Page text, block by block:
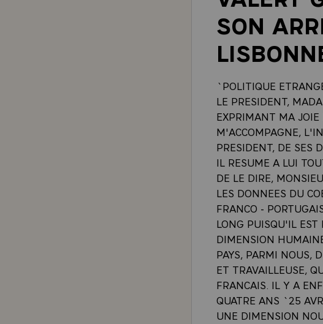
SON
`POLITIQUE
LE PRESIDENT,
EXPRIMANT MA JOIE
M'ACCOMPAGNE,
PRESIDENT, DE SES
IL RESUME A LUI
DE LE DIRE,
LES DONNEES DU
FRANCO -
LONG PUISQU'IL EST
DIMENSION
PAYS, PARMI NOUS,
ET TRAVAILLEUSE,
FRANCAIS. IL Y A
QUATRE ANS `25
UNE DIMENSION